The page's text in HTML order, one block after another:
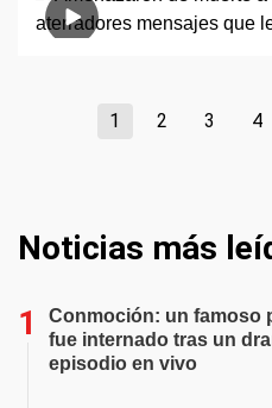
1 2 3 4
Noticias más
Conmoción: un famoso
fue internado tras un
episodio en vivo